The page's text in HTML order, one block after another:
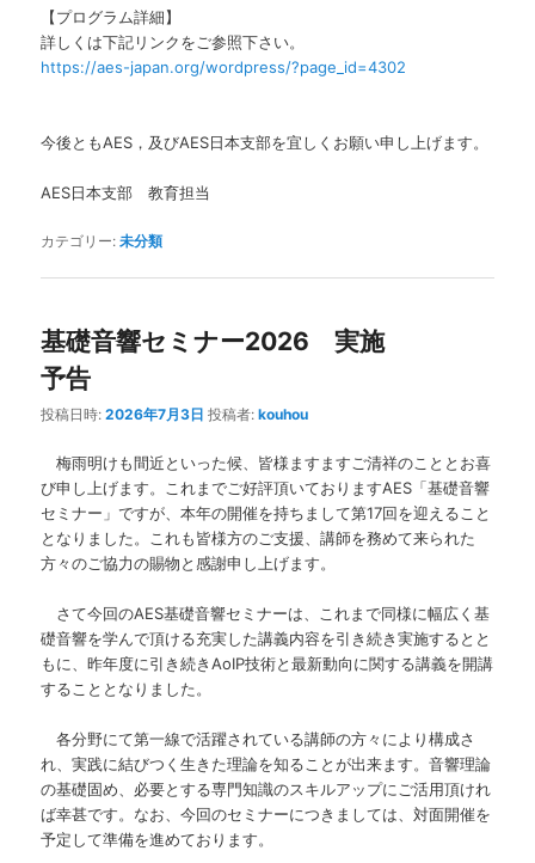
【プログラム詳細】
詳しくは下記リンクをご参照下さい。
https://aes-japan.org/wordpress/?page_id=4302
今後ともAES，及びAES日本支部を宜しくお願い申し上げます。
AES日本支部 教育担当
カテゴリー: 未分類
基礎音響セミナー2026 実施
予告
投稿日時:2026年7月3日 投稿者:kouhou
梅雨明けも間近といった候、皆様ますますご清祥のこととお喜
び申し上げます。これまでご好評頂いておりますAES「基礎音響
セミナー」ですが、本年の開催を持ちまして第17回を迎えること
となりました。これも皆様方のご支援、講師を務めて来られた
方々のご協力の賜物と感謝申し上げます。
さて今回のAES基礎音響セミナーは、これまで同様に幅広く基
礎音響を学んで頂ける充実した講義内容を引き続き実施するとと
もに、昨年度に引き続きAoIP技術と最新動向に関する講義を開講
することとなりました。
各分野にて第一線で活躍されている講師の方々により構成さ
れ、実践に結びつく生きた理論を知ることが出来ます。音響理論
の基礎固め、必要とする専門知識のスキルアップにご活用頂けれ
ば幸甚です。なお、今回のセミナーにつきましては、対面開催を
予定して準備を進めております。